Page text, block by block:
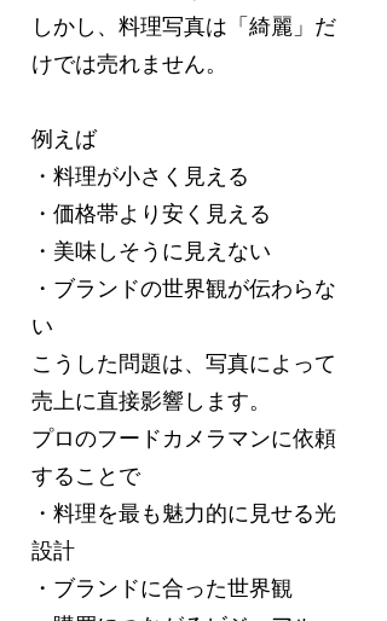
しかし、料理写真は「綺麗」だ
けでは売れません。
例えば
・料理が小さく見える
・価格帯より安く見える
・美味しそうに見えない
・ブランドの世界観が伝わらな
い
こうした問題は、写真によって
売上に直接影響します。
プロのフードカメラマンに依頼
することで
・料理を最も魅力的に見せる光
設計
・ブランドに合った世界観